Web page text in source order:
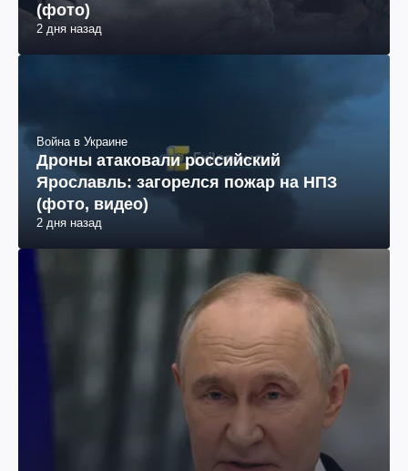
(фото)
2 дня назад
Война в Украине
Дроны атаковали российский
Ярославль: загорелся пожар на НПЗ
(фото, видео)
2 дня назад